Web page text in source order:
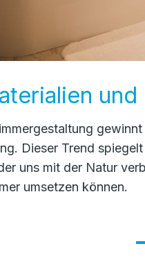
Dieser Trend
uns mit der Natur
umsetzen können.